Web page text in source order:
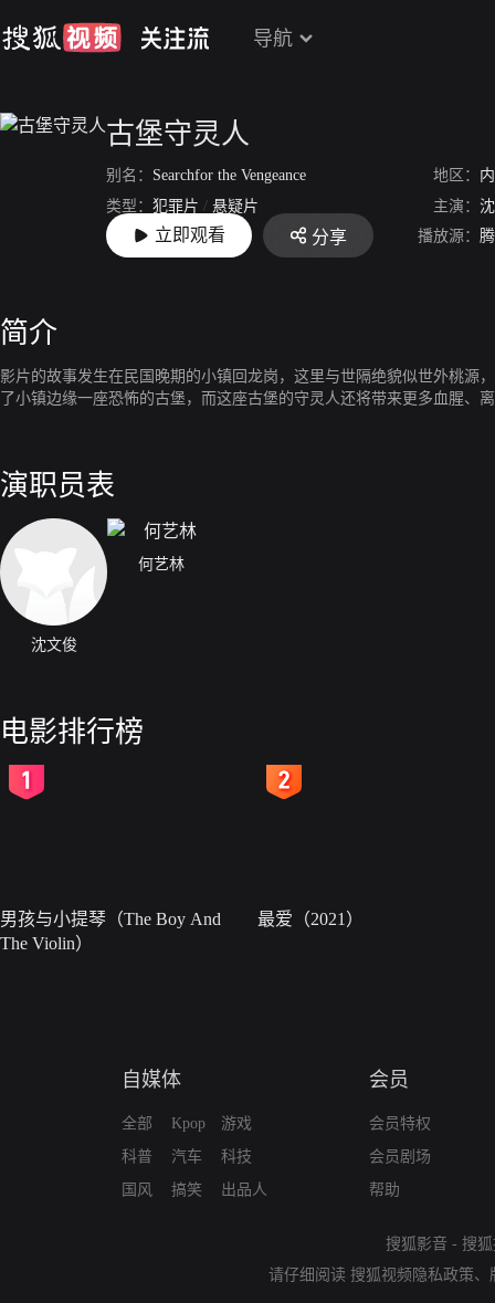
导航
古堡守灵人
别名： Searchfor the Vengeance 地区：
类型： 犯罪片 / 悬疑片 主演：
上映： 2024-03-15
立即观看 分享 播放源：
简介
影片的故事发生在民国晚期的小镇回龙岗，这里与世隔绝貌似世外桃源
了小镇边缘一座恐怖的古堡，而这座古堡的守灵人还将带来更多血腥、
演职员表
沈文俊
何艺林
电影排行榜
男孩与小提琴（The Boy And
The Violin）
最爱（2021）
自媒体
全部
科普
国风
Kpop
汽车
搞笑
游戏
科技
出品人
会员
会员特权
会员剧场
帮助
搜狐影音 - 搜
请仔细阅读 搜狐视频隐私政策、